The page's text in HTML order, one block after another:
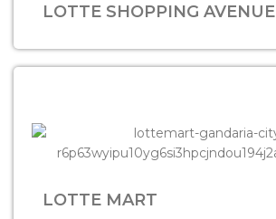
LOTTE SHOPPING AVENUE
LOTTE MART